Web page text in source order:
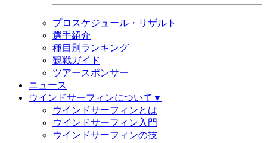
プロスケジュール・リザルト
選手紹介
種目別ランキング
観戦ガイド
ツアースポンサー
ニュース
ウインドサーフィンについて▼
ウインドサーフィンとは
ウインドサーフィン入門
ウインドサーフィンの技